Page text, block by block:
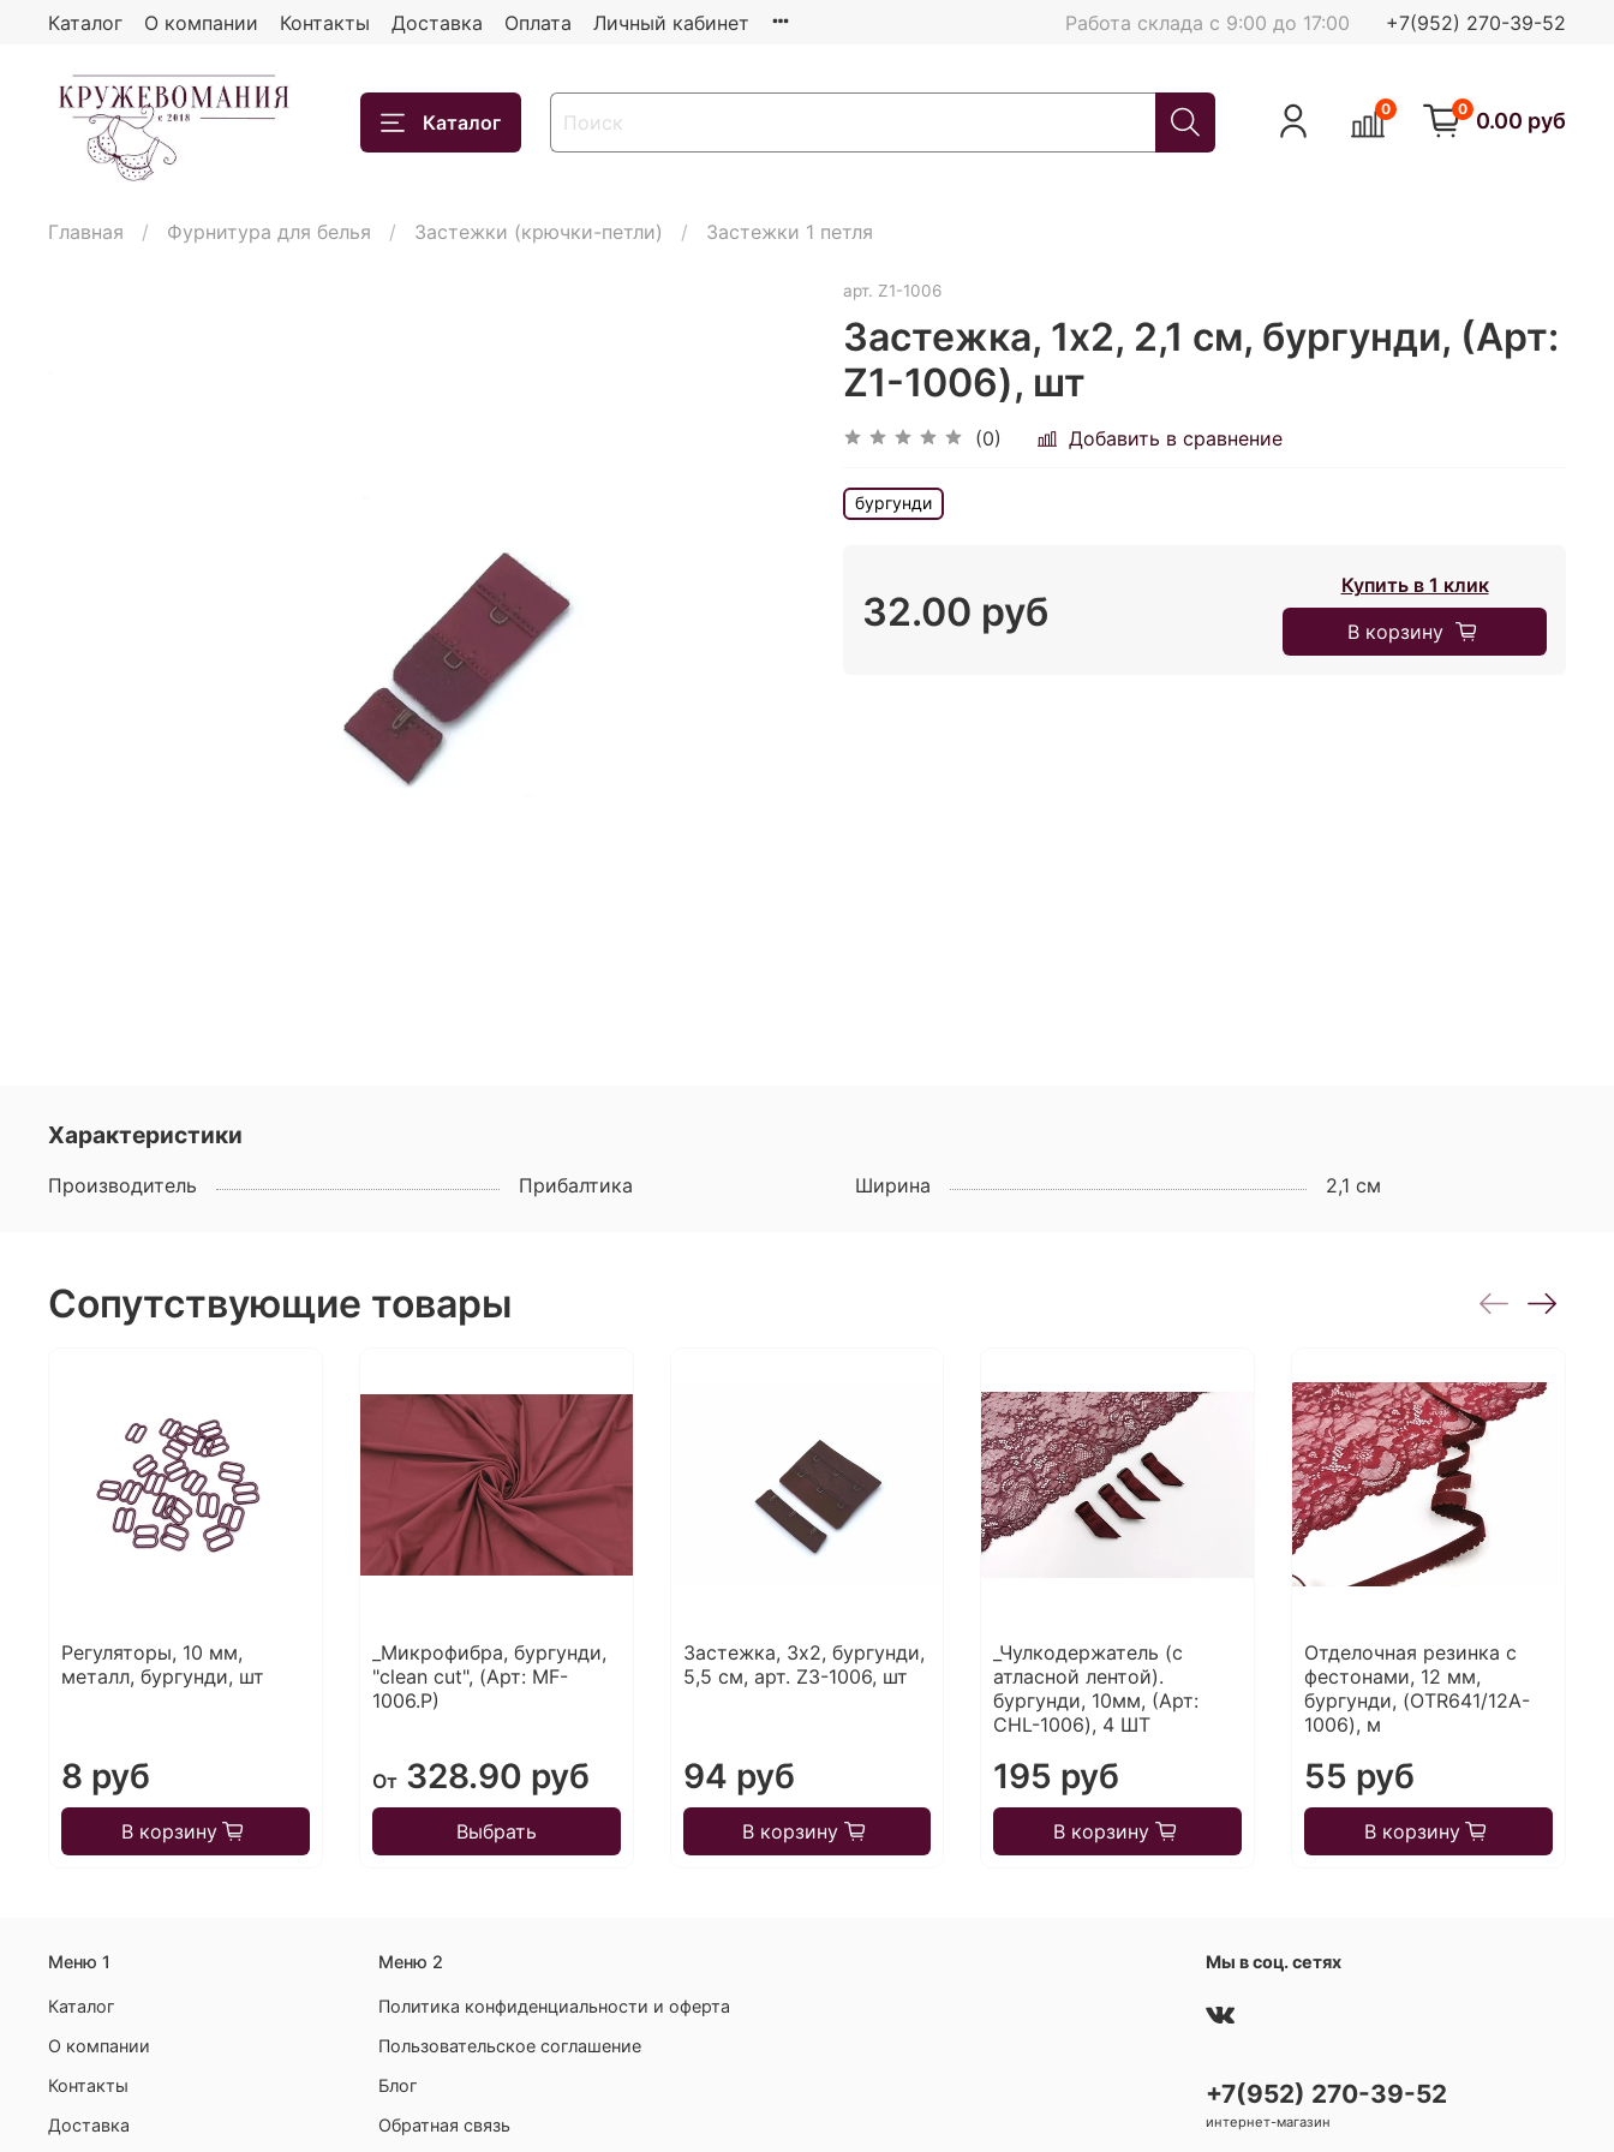
Каталог О компании Контакты Доставка Оплата Личный кабинет Работа склада с 9:00 до 17:00 +7(952) 270-39-52
Каталог
0 0 0.00 руб
Главная Фурнитура для белья Застежки (крючки-петли) Застежки 1 петля
арт. Z1-1006
Застежка, 1х2, 2,1 см, бургунди, (Арт:
Z1-1006), шт
(0) Добавить в сравнение
бургунди
32.00 руб
Купить в 1 клик
В корзину
Характеристики
Производитель Прибалтика Ширина 2,1 см
Сопутствующие товары
Регуляторы, 10 мм,
металл, бургунди, шт
8 руб
В корзину
_Микрофибра, бургунди,
"clean cut", (Арт: MF-
1006.P)
От328.90 руб
Выбрать
Застежка, 3х2, бургунди,
5,5 см, арт. Z3-1006, шт
94 руб
В корзину
_Чулкодержатель (с
атласной лентой).
бургунди, 10мм, (Арт:
CHL-1006), 4 ШТ
195 руб
В корзину
Отделочная резинка с
фестонами, 12 мм,
бургунди, (OTR641/12A-
1006), м
55 руб
В корзину
Меню 1
Каталог
О компании
Контакты
Доставка
Меню 2
Политика конфиденциальности и оферта
Пользовательское соглашение
Блог
Обратная связь
Мы в соц. сетях
+7(952) 270-39-52
интернет-магазин